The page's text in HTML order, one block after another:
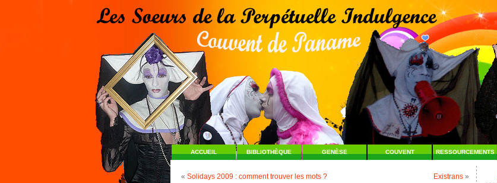
ACCUEIL BIBLIOTHÈQUE GENÈSE COUVENT RESSOURCEMENTS
« Solidays 2009 : comment trouver les mots ? Existrans »